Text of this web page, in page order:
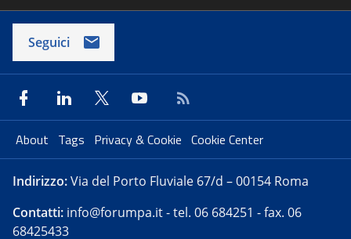
Seguici
About Tags Privacy & Cookie Cookie Center
Indirizzo:Via del Porto Fluviale 67/d – 00154 Roma
Contatti: info@forumpa.it- tel. 06 684251 - fax. 06
68425433